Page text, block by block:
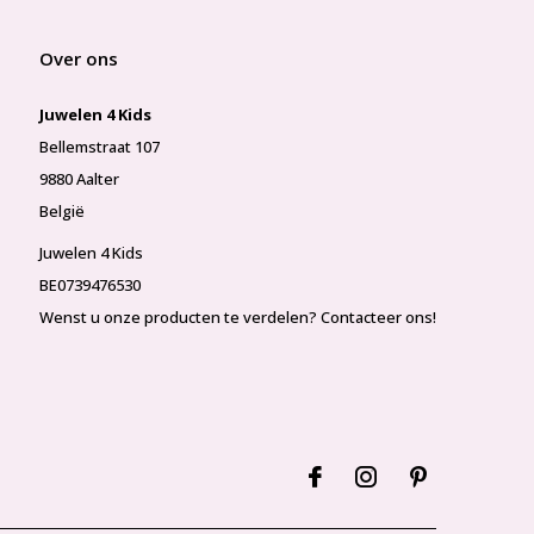
Over ons
Juwelen 4 Kids
Bellemstraat 107
9880 Aalter
België
Juwelen 4 Kids
BE0739476530
Wenst u onze producten te verdelen? Contacteer ons!